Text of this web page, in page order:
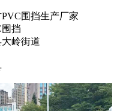
围挡生产厂家
挡
岭街道